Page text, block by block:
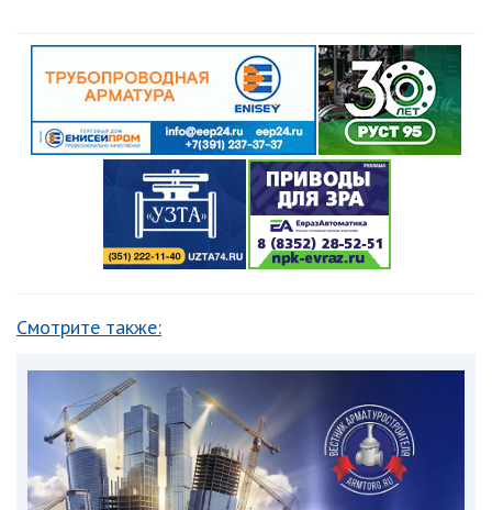
Смотрите также: